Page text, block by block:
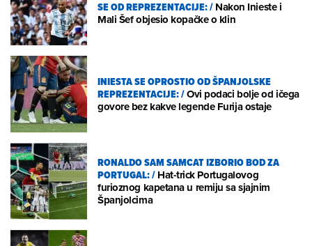
SE OD REPREZENTACIJE:/Nakon Inieste i
Mali Šef objesio kopačke o klin
INIESTA SE OPROSTIO OD ŠPANJOLSKE
REPREZENTACIJE:/Ovi podaci bolje od ičega
govore bez kakve legende Furija ostaje
RONALDO SAM SAMCAT IZBORIO BOD ZA
PORTUGAL:/Hat-trick Portugalovog
furioznog kapetana u remiju sa sjajnim
Španjolcima